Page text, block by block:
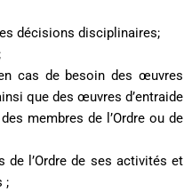
décisions disciplinaires;
cas de besoin des œuvres
que des œuvres d’entraide
membres de l’Ordre ou de
de l’Ordre de ses activités et
;